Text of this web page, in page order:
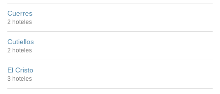
Cuerres
2 hoteles
Cutiellos
2 hoteles
El Cristo
3 hoteles